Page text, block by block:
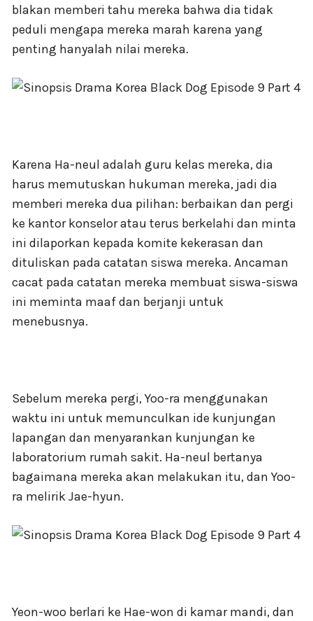
blakan memberi tahu mereka bahwa dia tidak
peduli mengapa mereka marah karena yang
penting hanyalah nilai mereka.
Karena Ha-neul adalah guru kelas mereka, dia
harus memutuskan hukuman mereka, jadi dia
memberi mereka dua pilihan: berbaikan dan pergi
ke kantor konselor atau terus berkelahi dan minta
ini dilaporkan kepada komite kekerasan dan
dituliskan pada catatan siswa mereka. Ancaman
cacat pada catatan mereka membuat siswa-siswa
ini meminta maaf dan berjanji untuk
menebusnya.
Sebelum mereka pergi, Yoo-ra menggunakan
waktu ini untuk memunculkan ide kunjungan
lapangan dan menyarankan kunjungan ke
laboratorium rumah sakit. Ha-neul bertanya
bagaimana mereka akan melakukan itu, dan Yoo-
ra melirik Jae-hyun.
Yeon-woo berlari ke Hae-won di kamar mandi, dan